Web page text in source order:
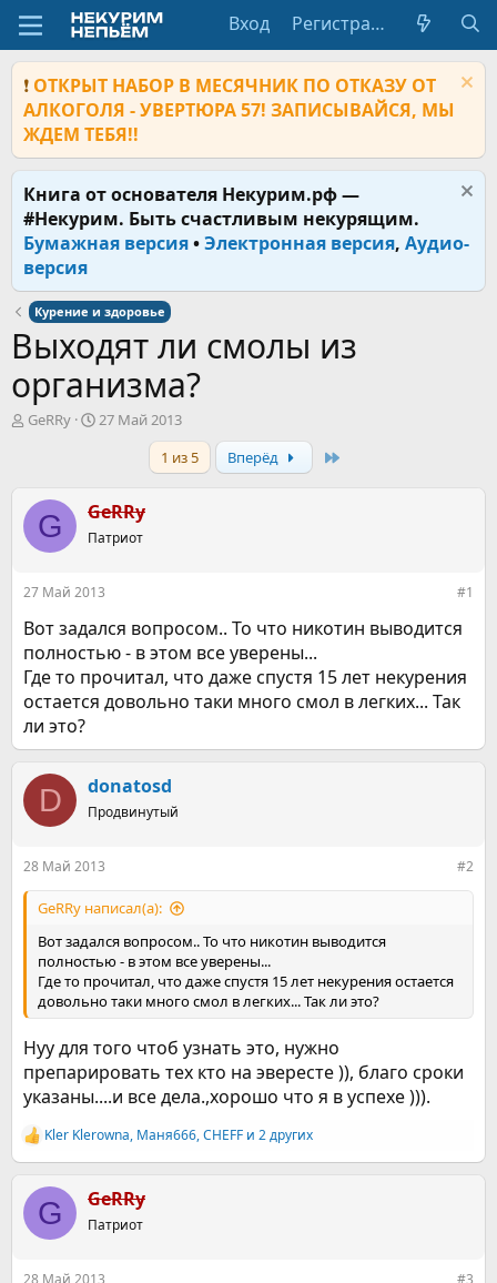
Вход Регистрация
❗ ОТКРЫТ НАБОР В МЕСЯЧНИК ПО ОТКАЗУ ОТ
АЛКОГОЛЯ - УВЕРТЮРА 57! ЗАПИСЫВАЙСЯ, МЫ
ЖДЕМ ТЕБЯ!!
Книга от основателя Некурим.рф —
#Некурим. Быть счастливым некурящим.
Бумажная версия•Электронная версия, Аудио-
версия
Курение и здоровье
Выходят ли смолы из
организма?
А
т
е
GeRRy
Д
а
ч
а
27 Май 2013
1 из 5
Вперёд
G GeRRy
Патриот
27 Май 2013 #1
Вот задался вопросом.. То что никотин выводится
полностью - в этом все уверены...
Где то прочитал, что даже спустя 15 лет некурения
остается довольно таки много смол в легких... Так
ли это?
D donatosd
Продвинутый
28 Май 2013 #2
GeRRy написал(а):
Вот задался вопросом.. То что никотин выводится
полностью - в этом все уверены...
Где то прочитал, что даже спустя 15 лет некурения остается
довольно таки много смол в легких... Так ли это?
Нуу для того чтоб узнать это, нужно
препарировать тех кто на эвересте )), благо сроки
указаны....и все дела.,хорошо что я в успехе ))).
Р
е
к
ц
и
Kler Klerowna, Маня666,CHEFF и 2 других
G GeRRy
Патриот
28 Май 2013 #3